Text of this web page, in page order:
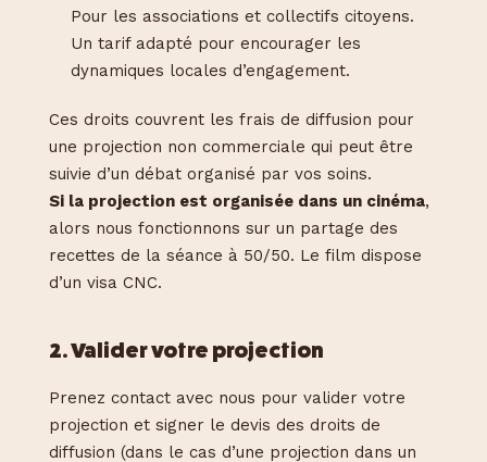
Pour les associations et collectifs citoyens.
Un tarif adapté pour encourager les
dynamiques locales d’engagement.
Ces droits couvrent les frais de diffusion pour
une projection non commerciale qui peut être
suivie d’un débat organisé par vos soins.
Si la projection est organisée dans un cinéma,
alors nous fonctionnons sur un partage des
recettes de la séance à 50/50. Le film dispose
d’un visa CNC.
2. Valider votre projection
Prenez contact avec nous pour valider votre
projection et signer le devis des droits de
diffusion (dans le cas d’une projection dans un